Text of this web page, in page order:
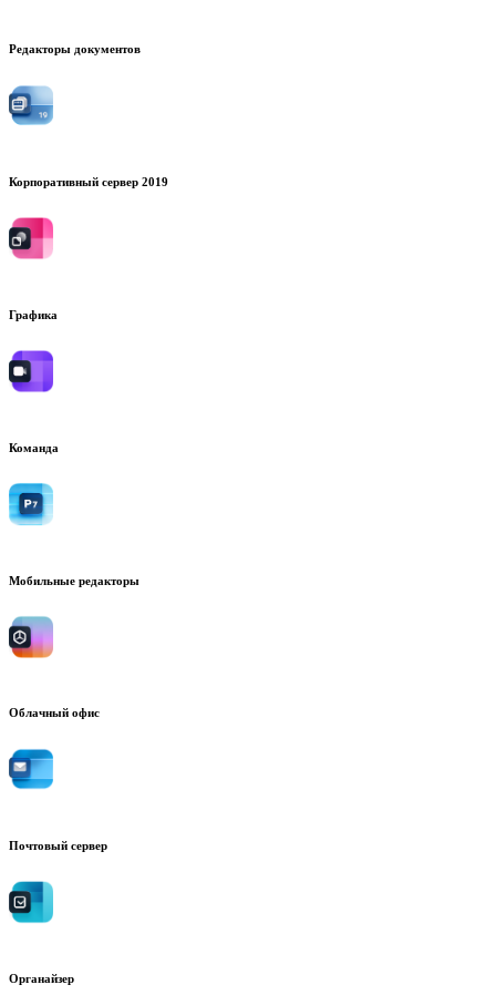
Редакторы документов
Корпоративный сервер 2019
Графика
Команда
Мобильные редакторы
Облачный офис
Почтовый сервер
Органайзер